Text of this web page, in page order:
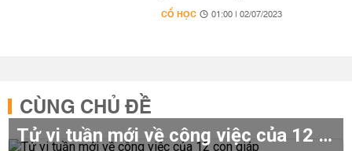
CỔ HỌC 01:00 | 02/07/2023
CÙNG CHỦ ĐỀ
Tử vi tuần mới về công việc của 12 con giáp